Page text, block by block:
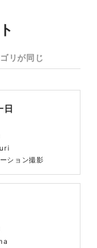
リが同じ
日
ション撮影